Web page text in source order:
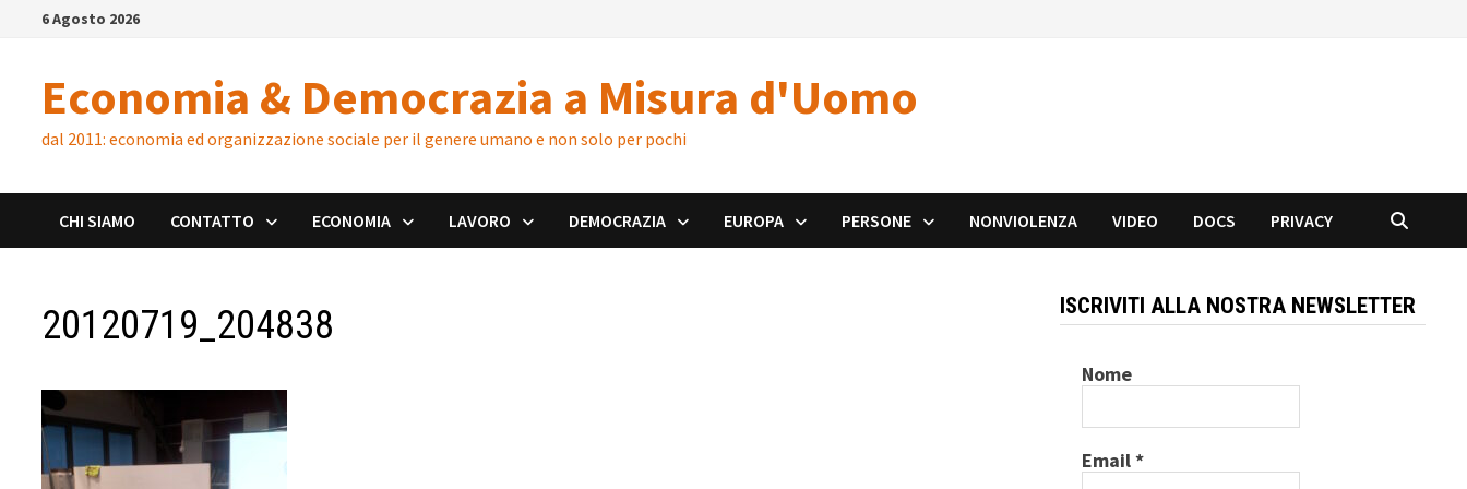
6 Agosto 2026
Economia & Democrazia a Misura d'Uomo
dal 2011: economia ed organizzazione sociale per il genere umano e non solo per pochi
CHI SIAMO CONTATTO ECONOMIA LAVORO DEMOCRAZIA EUROPA PERSONE NONVIOLENZA VIDEO DOCS PRIVACY
20120719_204838 ISCRIVITI ALLA NOSTRA NEWSLETTER
Nome
Email*